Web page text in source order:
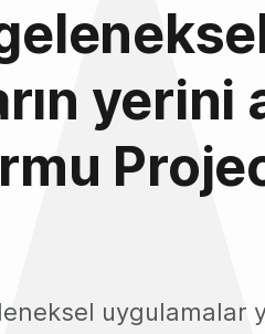
yerini
uygulamalar